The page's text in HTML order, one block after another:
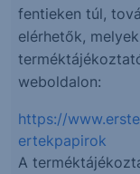
fentieken túl,
elérhetők,
weboldalon:
https://
ertekpapirok
A